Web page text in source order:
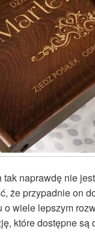
naprawdę nie
że przypadnie on
o wiele lepszym
które dostępne są